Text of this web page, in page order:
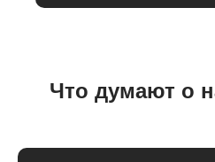
Что думают о